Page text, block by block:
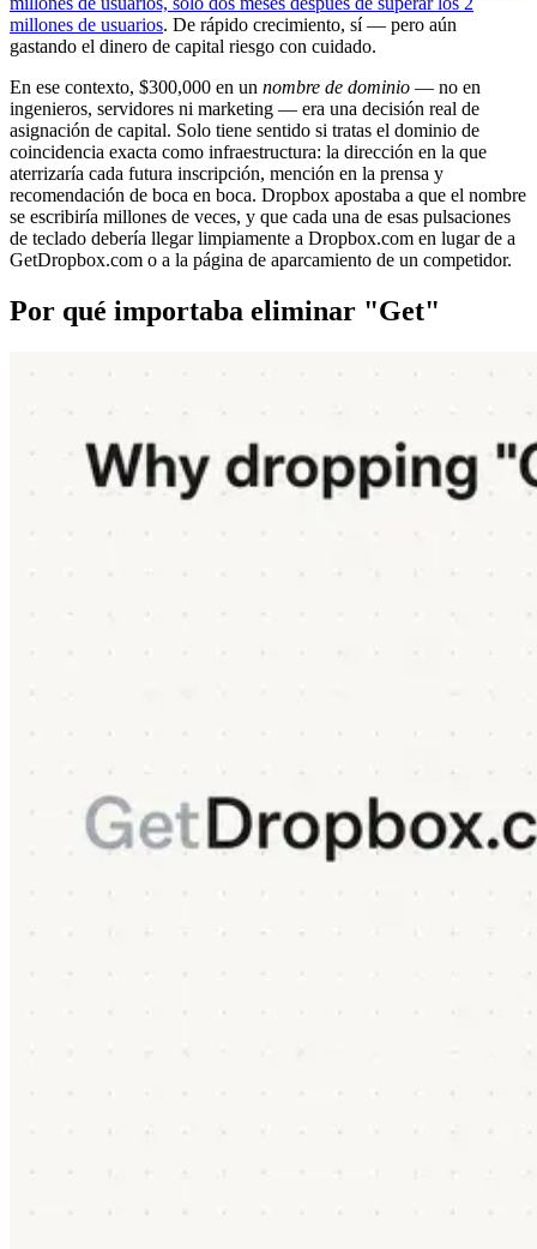
millones de usuarios. De rápido crecimiento, sí — pero aún
gastando el dinero de capital riesgo con cuidado.
En ese contexto, $300,000 en un nombre de dominio — no en
ingenieros, servidores ni marketing — era una decisión real de
asignación de capital. Solo tiene sentido si tratas el dominio de
coincidencia exacta como infraestructura: la dirección en la que
aterrizaría cada futura inscripción, mención en la prensa y
recomendación de boca en boca. Dropbox apostaba a que el nombre
se escribiría millones de veces, y que cada una de esas pulsaciones
de teclado debería llegar limpiamente a Dropbox.com en lugar de a
GetDropbox.com o a la página de aparcamiento de un competidor.
Por qué importaba eliminar "Get"